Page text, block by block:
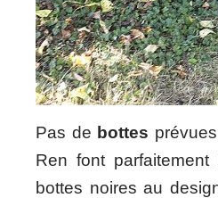
Pas de bottes
Ren font
bottes noires au